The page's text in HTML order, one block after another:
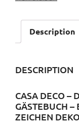
Description
DESCRIPTION
CASA DECO –
GÄSTEBUCH
ZEICHEN